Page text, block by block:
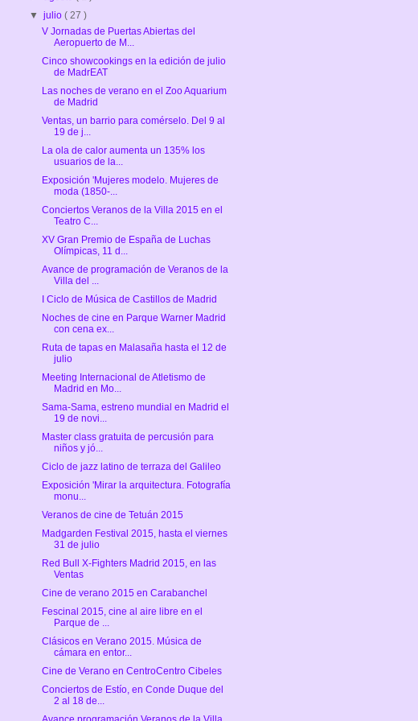
▼julio( 27 )
V Jornadas de Puertas Abiertas del
Aeropuerto de M...
Cinco showcookings en la edición de julio
de MadrEAT
Las noches de verano en el Zoo Aquarium
de Madrid
Ventas, un barrio para comérselo. Del 9 al
19 de j...
La ola de calor aumenta un 135% los
usuarios de la...
Exposición 'Mujeres modelo. Mujeres de
moda (1850-...
Conciertos Veranos de la Villa 2015 en el
Teatro C...
XV Gran Premio de España de Luchas
Olímpicas, 11 d...
Avance de programación de Veranos de la
Villa del ...
I Ciclo de Música de Castillos de Madrid
Noches de cine en Parque Warner Madrid
con cena ex...
Ruta de tapas en Malasaña hasta el 12 de
julio
Meeting Internacional de Atletismo de
Madrid en Mo...
Sama-Sama, estreno mundial en Madrid el
19 de novi...
Master class gratuita de percusión para
niños y jó...
Ciclo de jazz latino de terraza del Galileo
Exposición 'Mirar la arquitectura. Fotografía
monu...
Veranos de cine de Tetuán 2015
Madgarden Festival 2015, hasta el viernes
31 de julio
Red Bull X-Fighters Madrid 2015, en las
Ventas
Cine de verano 2015 en Carabanchel
Fescinal 2015, cine al aire libre en el
Parque de ...
Clásicos en Verano 2015. Música de
cámara en entor...
Cine de Verano en CentroCentro Cibeles
Conciertos de Estío, en Conde Duque del
2 al 18 de...